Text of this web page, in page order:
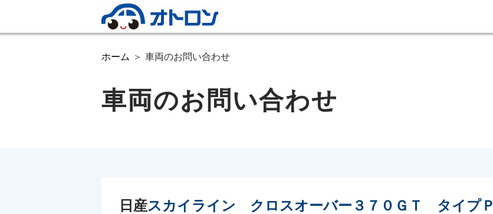
ホーム 車両のお問い合わせ
車両のお問い合わせ
日産スカイライン クロスオーバー３７０ＧＴ タイプＰ